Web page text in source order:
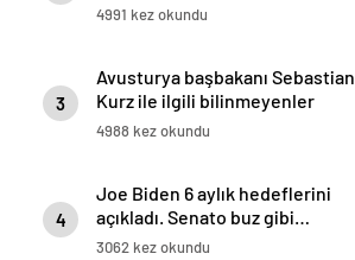
4991 kez okundu
3
Avusturya başbakanı Sebastian
Kurz ile ilgili bilinmeyenler
4988 kez okundu
4
Joe Biden 6 aylık hedeflerini
açıkladı. Senato buz gibi…
3062 kez okundu